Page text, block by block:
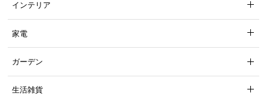
※棚の高さを真ん中に設置した場合
高さ調節できる可動棚
インテリア
家電
ガーデン
生活雑貨